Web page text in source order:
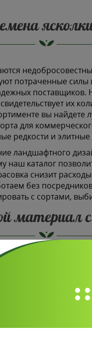
потраченные
их
вы
для
редкости и элитные
ландшафтного
каталог
снизит
без
с сортами,
материал
чтобы вы
помогут
сайте составляет
заказ можно в
почтовыми
материал от